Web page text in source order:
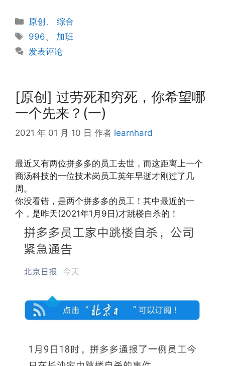
分
类
原创、综合
标
签
996、 加班
发表评论
[原创] 过劳死和穷死，你希望哪
一个先来？(一)
2021 年 01 月 10 日 作者 learnhard
最近又有两位拼多多的员工去世，而这距离上一个
商汤科技的一位技术岗员工英年早逝才刚过了几
周。
你没看错，是两个拼多多的员工！其中最近的一
个，是昨天(2021年1月9日)才跳楼自杀的！